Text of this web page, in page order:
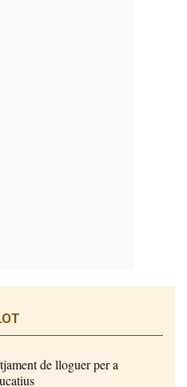
de lloguer per a